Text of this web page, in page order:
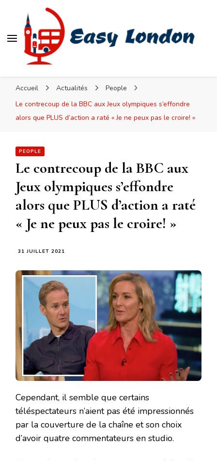
Accueil Actualités
People
Le contrecoup de la BBC aux Jeux olympiques s’effondre
alors que PLUS d’action a raté « Je ne peux pas le croire! »
PEOPLE
Le contrecoup de la BBC aux
Jeux olympiques s’effondre
alors que PLUS d’action a raté
« Je ne peux pas le croire! »
31 JUILLET 2021
Cependant, il semble que certains
téléspectateurs n’aient pas été impressionnés
par la couverture de la chaîne et son choix
d’avoir quatre commentateurs en studio.